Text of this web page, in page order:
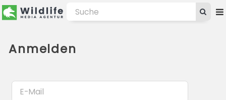
Anmelden